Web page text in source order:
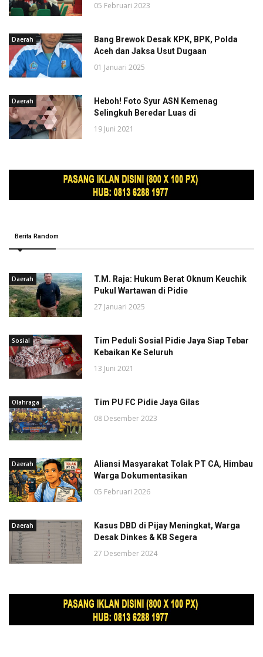
05 Februari 2023
Daerah
Bang Brewok Desak KPK, BPK, Polda
Aceh dan Jaksa Usut Dugaan
01 Januari 2025
Daerah
Heboh! Foto Syur ASN Kemenag
Selingkuh Beredar Luas di
19 Juni 2021
Berita Random
Daerah
T.M. Raja: Hukum Berat Oknum Keuchik
Pukul Wartawan di Pidie
27 Januari 2025
Sosial
Tim Peduli Sosial Pidie Jaya Siap Tebar
Kebaikan Ke Seluruh
13 Juni 2021
Olahraga Tim PU FC Pidie Jaya Gilas
08 Desember 2023
Daerah
Aliansi Masyarakat Tolak PT CA, Himbau
Warga Dokumentasikan
05 Februari 2026
Daerah
Kasus DBD di Pijay Meningkat, Warga
Desak Dinkes & KB Segera
27 Desember 2024